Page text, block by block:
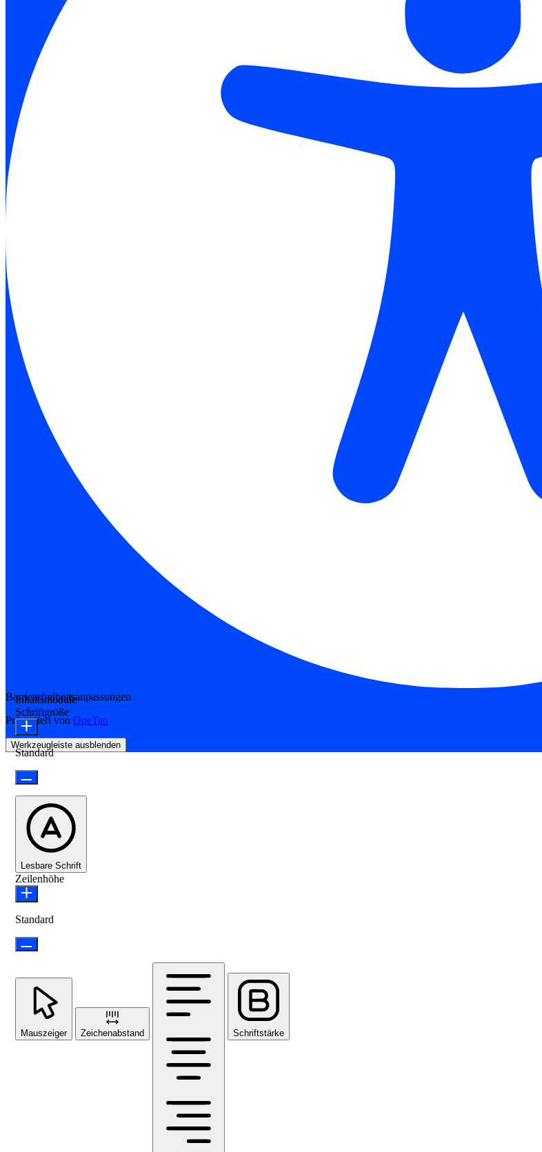
Barrierefreiheitsanpassungen
Präsentiert von OneTap
Werkzeugleiste ausblenden
Inhaltsmodule
Schriftgröße
Standard
Lesbare Schrift
Zeilenhöhe
Standard
Mauszeiger Zeichenabstand Schriftstärke